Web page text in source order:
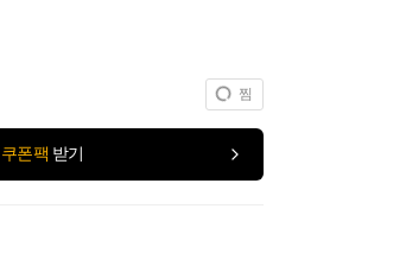
찜
폰팩 받기